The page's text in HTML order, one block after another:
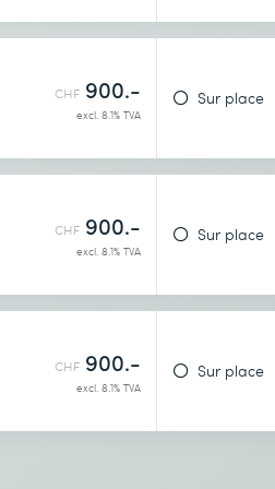
CHF 900.-
excl. 8.1% TVA
Sur place
CHF 900.-
excl. 8.1% TVA
Sur place
CHF 900.-
excl. 8.1% TVA
Sur place